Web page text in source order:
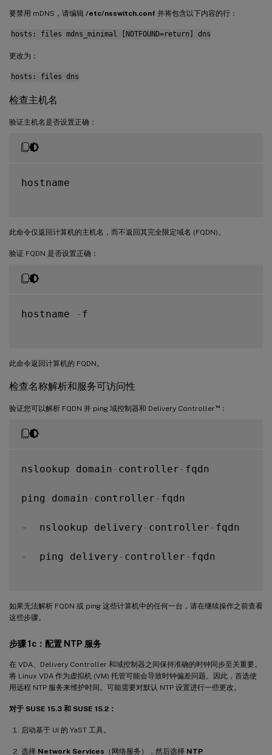
要禁用 mDNS，请编辑 /etc/nsswitch.conf 并将包含以下内容的行：
hosts: files mdns_minimal [NOTFOUND=return] dns
更改为：
hosts: files dns
检查主机名
验证主机名是否设置正确：
hostname
此命令仅返回计算机的主机名，而不返回其完全限定域名 (FQDN)。
验证 FQDN 是否设置正确：
hostname - f
此命令返回计算机的 FQDN。
检查名称解析和服务可访问性
验证您可以解析 FQDN 并 ping 域控制器和 Delivery Controller™：
nslookup domain - controller - fqdn
ping domain - controller - fqdn
-
  nslookup delivery
- controller - fqdn
-
  ping delivery
- controller - fqdn
如果无法解析 FQDN 或 ping 这些计算机中的任何一台，请在继续操作之前查看
这些步骤。
步骤 1c：配置 NTP 服务
在 VDA、Delivery Controller 和域控制器之间保持准确的时钟同步至关重要。
将 Linux VDA 作为虚拟机 (VM) 托管可能会导致时钟偏差问题。因此，首选使
用远程 NTP 服务来维护时间。可能需要对默认 NTP 设置进行一些更改。
对于 SUSE 15.3 和 SUSE 15.2：
启动基于 UI 的 YaST 工具。
选择 Network Services （网络服务），然后选择 NTP